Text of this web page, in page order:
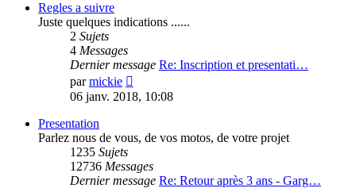
Regles a suivre
Juste quelques indications ......
2 Sujets
4 Messages
Dernier message Re: Inscription et presentati…
parmickie
le
dernier
06 janv. 2018, 10:08
Presentation
Parlez nous de vous, de vos motos, de votre projet
1235 Sujets
12736 Messages
Dernier message Re: Retour après 3 ans - Garg…